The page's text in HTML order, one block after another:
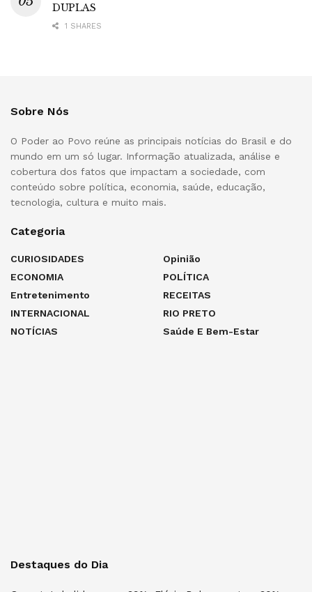
DUPLAS
1 SHARES
Sobre Nós
O Poder ao Povo reúne as principais notícias do Brasil e do
mundo em um só lugar. Informação atualizada, análise e
cobertura dos fatos que impactam a sociedade, com
conteúdo sobre política, economia, saúde, educação,
tecnologia, cultura e muito mais.
Categoria
CURIOSIDADES
ECONOMIA
Entretenimento
INTERNACIONAL
NOTÍCIAS
Opinião
POLÍTICA
RECEITAS
RIO PRETO
Saúde E Bem-Estar
Destaques do Dia